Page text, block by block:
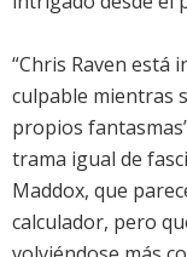
“Chris Raven está
culpable mientras
propios
trama igual de
Maddox, que
calculador, pero